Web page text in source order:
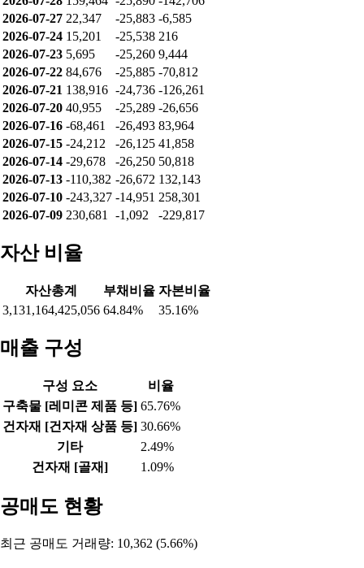
2026-07-27 22,347 -25,883 -6,585
2026-07-24 15,201 -25,538 216
2026-07-23 5,695 -25,260 9,444
2026-07-22 84,676 -25,885 -70,812
2026-07-21 138,916 -24,736 -126,261
2026-07-20 40,955 -25,289 -26,656
2026-07-16 -68,461 -26,493 83,964
2026-07-15 -24,212 -26,125 41,858
2026-07-14 -29,678 -26,250 50,818
2026-07-13 -110,382 -26,672 132,143
2026-07-10 -243,327 -14,951 258,301
2026-07-09 230,681 -1,092 -229,817
자산 비율
자산총계 부채비율 자본비율
3,131,164,425,056 64.84% 35.16%
매출 구성
구성 요소
비율
구축물 [레미콘 제품 등] 65.76%
건자재 [건자재 상품 등] 30.66%
기타
2.49%
건자재 [골재]
1.09%
공매도 현황
최근 공매도 거래량: 10,362 (5.66%)